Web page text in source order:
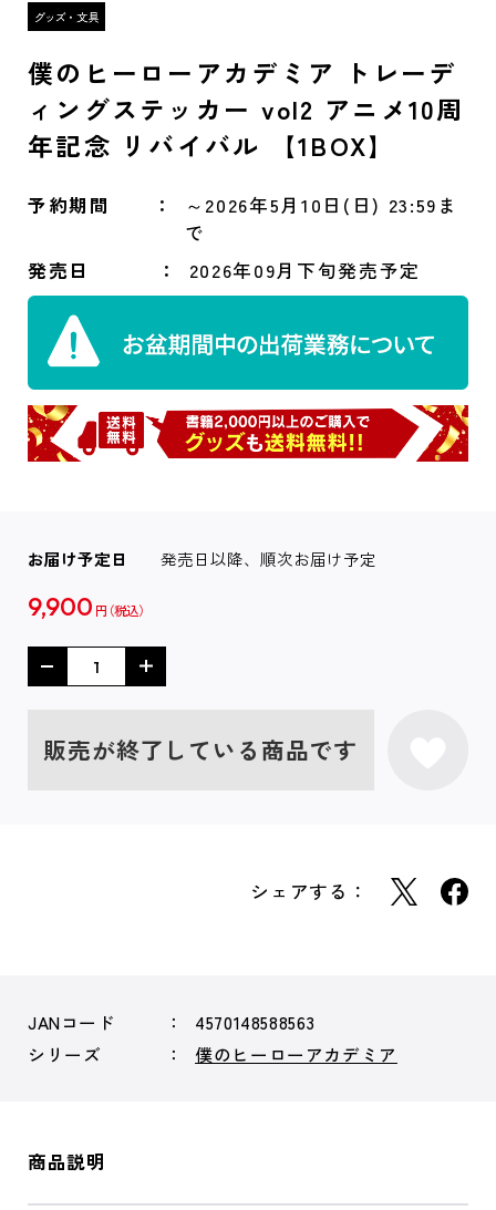
僕のヒーローアカデミア トレーデ
ィングステッカー vol2 アニメ10周
年記念 リバイバル 【1BOX】
予約期間
～2026年5月10日(日) 23:59ま
で
発売日
2026年09月下旬発売予定
お届け予定日 発売日以降、順次お届け予定
9,900 円
販売が終了している商品です
シェアする：
JANコード
4570148588563
シリーズ
僕のヒーローアカデミア
商品説明